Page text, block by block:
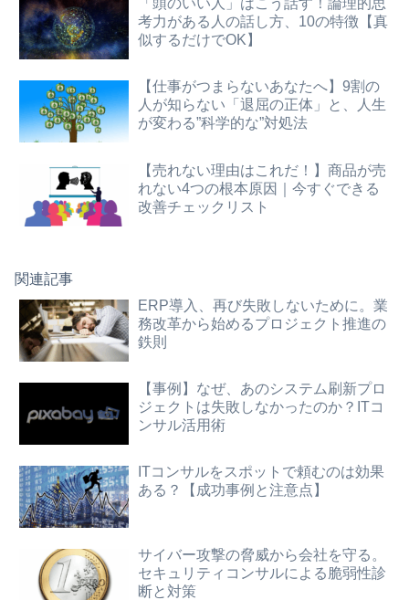
考力がある人の話し方、10の特徴【真
似するだけでOK】
【仕事がつまらないあなたへ】9割の
人が知らない「退屈の正体」と、人生
が変わる”科学的な”対処法
【売れない理由はこれだ！】商品が売
れない4つの根本原因｜今すぐできる
改善チェックリスト
関連記事
ERP導入、再び失敗しないために。業
務改革から始めるプロジェクト推進の
鉄則
【事例】なぜ、あのシステム刷新プロ
ジェクトは失敗しなかったのか？ITコ
ンサル活用術
ITコンサルをスポットで頼むのは効果
ある？【成功事例と注意点】
サイバー攻撃の脅威から会社を守る。
セキュリティコンサルによる脆弱性診
断と対策